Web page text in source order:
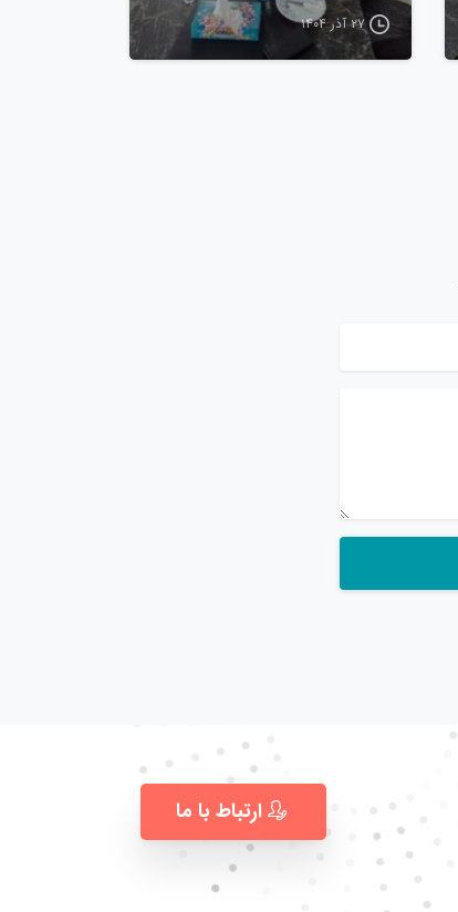
۲۷ آذر ۱۴۰۴
ارتباط با ما